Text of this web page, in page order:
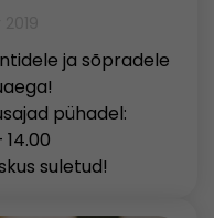
ja sõpradele
pühadel:
14.00
suletud!